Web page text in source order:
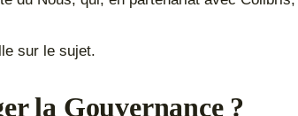
sur le sujet.
la Gouvernance ?